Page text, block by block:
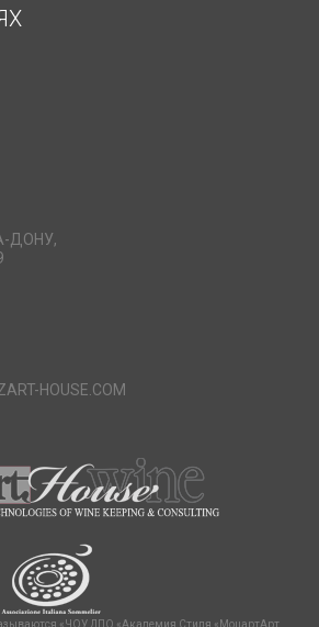
ДОНУ,
HOUSE.COM
«ЧОУ ДПО «Академия Стиля «МоцартАрт